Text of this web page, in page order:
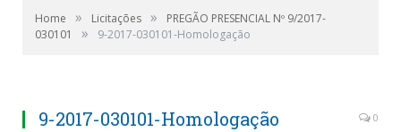
Home » Licitações »
PREGÃO PRESENCIAL Nº 9/2017-
030101
» 9-2017-030101-Homologação
9-2017-030101-Homologação 0